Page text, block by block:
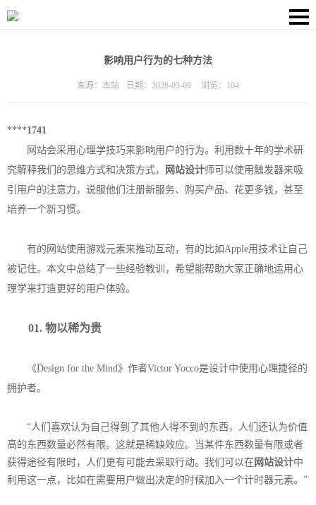
影响用户行为的七种方法
来源： 本站 日期： 2026-03-08 浏览： 104
****1741
网站会采用心理学技巧来影响用户的行为。利用数十年的学术研
究解释我们的思维方式和决策方式，
网站设计师可以使用触发器来吸
引用户的注意力，说服他们注册新服务、购买产品、花更多钱，甚至
培养一个新习惯。
有的网站使用游戏元素来推动互动，有的比如Apple用技术让自己
被记住。本文中总结了一些经验教训，希望能帮助大家正确地运用心
理学来打造更好的用户体验。
01. 物以稀为贵
《Design for the Mind》作者Victor Yocco是设计中使用心理捷径的
拥护者。
“人们喜欢认为自己得到了其他人得不到的东西，人们还认为价值
高的东西数量必然有限。这就是稀缺效应。当某件东西数量有限或者
获得途径有限时，人们更有可能去采取行动。我们可以在 网站设计中
利用这一点，比如在需要用户做出决定的时候加入一个计时器元素。”